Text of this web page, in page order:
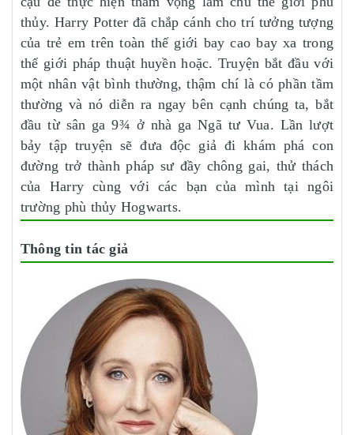
thủy. Harry Potter đã chắp cánh cho trí tưởng tượng
của trẻ em trên toàn thế giới bay cao bay xa trong
thế giới pháp thuật huyền hoặc. Truyện bắt đầu với
một nhân vật bình thường, thậm chí là có phần tầm
thường và nó diễn ra ngay bên cạnh chúng ta, bắt
đầu từ sân ga 9¾ ở nhà ga Ngã tư Vua. Lần lượt
bảy tập truyện sẽ đưa độc giả đi khám phá con
đường trở thành pháp sư đầy chông gai, thử thách
của Harry cùng với các bạn của mình tại ngôi
trường phù thủy Hogwarts.
Thông tin tác giả